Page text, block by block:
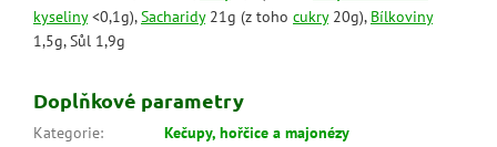
kyseliny<0,1g),Sacharidy21g (z toho cukry20g), Bílkoviny
1,5g, Sůl 1,9g
Doplňkové parametry
Kategorie:
Kečupy, hořčice a majonézy